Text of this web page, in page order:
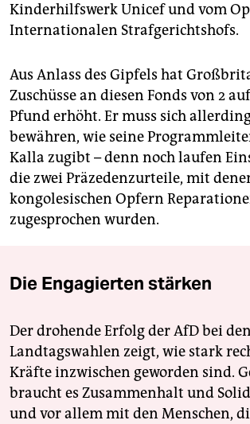
Kinderhilfswerk Unicef und vom
Internationalen Strafgerichtshofs.
Aus Anlass des Gipfels hat
Zuschüsse an diesen Fonds von 2
Pfund erhöht. Er muss sich
bewähren, wie seine
Kalla zugibt – denn noch laufen
die zwei Präzedenzurteile, mit
kongolesischen Opfern
zugesprochen wurden.
Die Engagierten stärken
Der drohende Erfolg der AfD bei
Landtagswahlen zeigt, wie stark
Kräfte inzwischen geworden sind.
braucht es Zusammenhalt und
und vor allem mit den Menschen,